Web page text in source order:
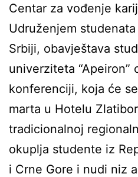
Centar za vođenje
Udruženjem
Srbiji, obavještava
univerziteta “Apeiron”
konferenciji, koja će
marta u Hotelu
tradicionalnoj
okuplja studente iz
i Crne Gore i nudi niz